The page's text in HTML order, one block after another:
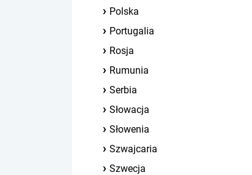
Polska
Portugalia
Rosja
Rumunia
Serbia
Słowacja
Słowenia
Szwajcaria
Szwecja